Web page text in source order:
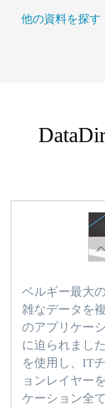
他の資料を探す
ベルギー最大
雑なデータを
のアプリケー
に迫られまし
を使用し、IT
ョンレイヤー
ケーション全